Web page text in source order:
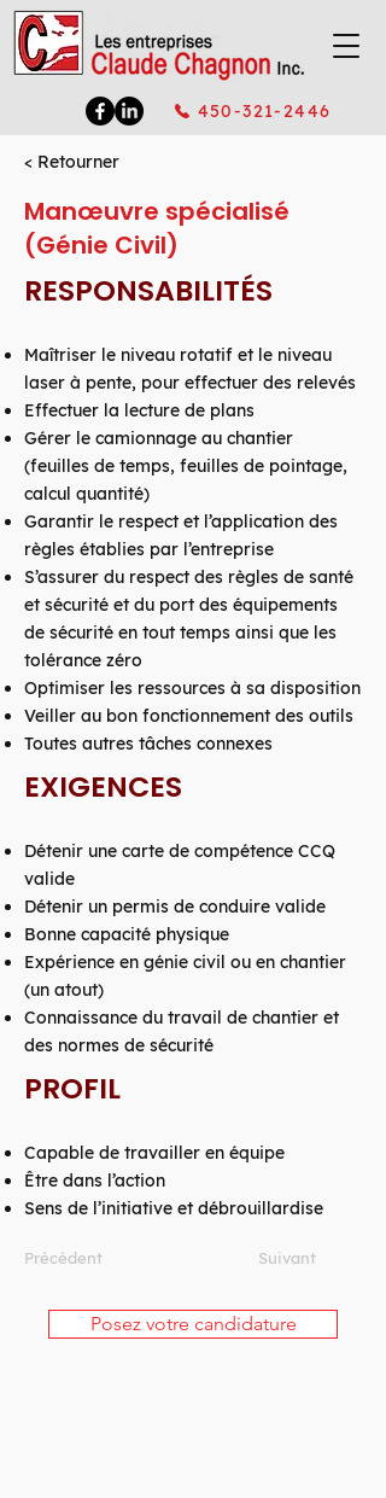
450-321-2446
< Retourner
Manœuvre spécialisé
(Génie Civil)
RESPONSABILITÉS
Maîtriser le niveau rotatif et le niveau
laser à pente, pour effectuer des relevés
Effectuer la lecture de plans
Gérer le camionnage au chantier
(feuilles de temps, feuilles de pointage,
calcul quantité)
Garantir le respect et l’application des
règles établies par l’entreprise
S’assurer du respect des règles de santé
et sécurité et du port des équipements
de sécurité en tout temps ainsi que les
tolérance zéro
Optimiser les ressources à sa disposition
Veiller au bon fonctionnement des outils
Toutes autres tâches connexes
EXIGENCES
Détenir une carte de compétence CCQ
valide
Détenir un permis de conduire valide
Bonne capacité physique
Expérience en génie civil ou en chantier
(un atout)
Connaissance du travail de chantier et
des normes de sécurité
PROFIL
Capable de travailler en équipe
Être dans l’action
Sens de l’initiative et débrouillardise
Précédent Suivant
Posez votre candidature